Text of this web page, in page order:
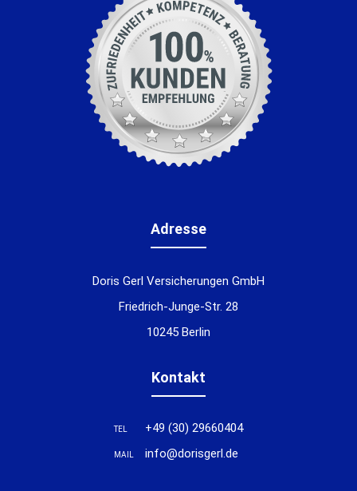
Adresse
Doris Gerl Versicherungen GmbH
Friedrich-Junge-Str. 28
10245 Berlin
Kontakt
TEL +49 (30) 29660404
MAIL info@dorisgerl.de